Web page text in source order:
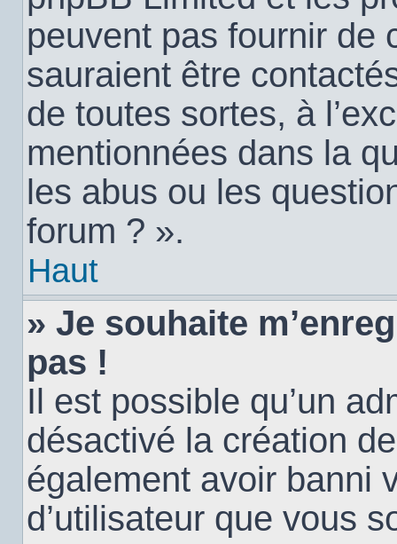
peuvent pas fournir de
sauraient être
de toutes sortes, à
mentionnées dans la
les abus ou les
forum ? ».
Haut
» Je souhaite
pas !
Il est possible qu’un
désactivé la création
également avoir banni
d’utilisateur que vous